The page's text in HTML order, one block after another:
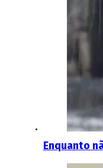
Enquanto